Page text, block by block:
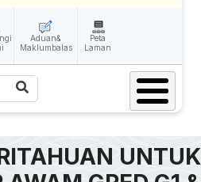
Aduan&
Maklumbalas
Peta
Laman
UNTUK